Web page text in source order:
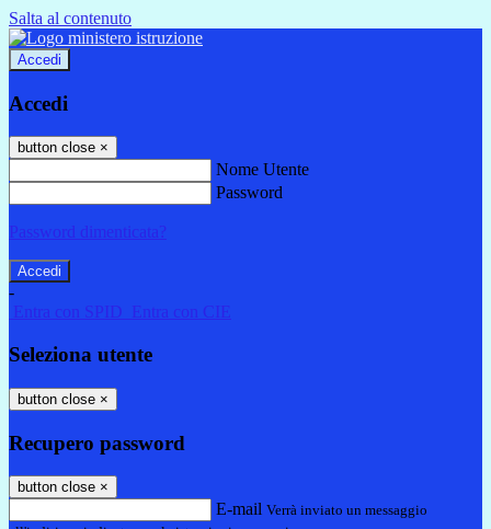
Salta al contenuto
Accedi
Accedi
button close ×
Nome Utente
Password
Password dimenticata?
-
Entra con SPID
Entra con CIE
Seleziona utente
button close ×
Recupero password
button close ×
E-mail Verrà inviato un messaggio